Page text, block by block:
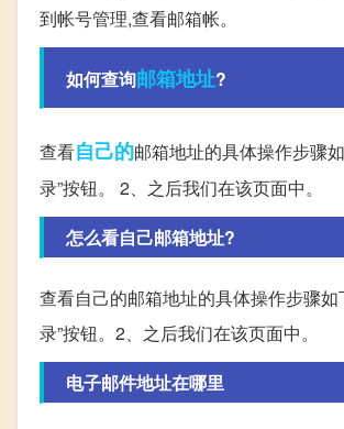
到帐号管理,查看邮箱帐。
如何查询邮箱地址?
查看自己的邮箱地址的具体操作步骤
录”按钮。 2、之后我们在该页面中。
怎么看自己邮箱地址?
查看自己的邮箱地址的具体操作步骤
录”按钮。2、之后我们在该页面中。
电子邮件地址在哪里